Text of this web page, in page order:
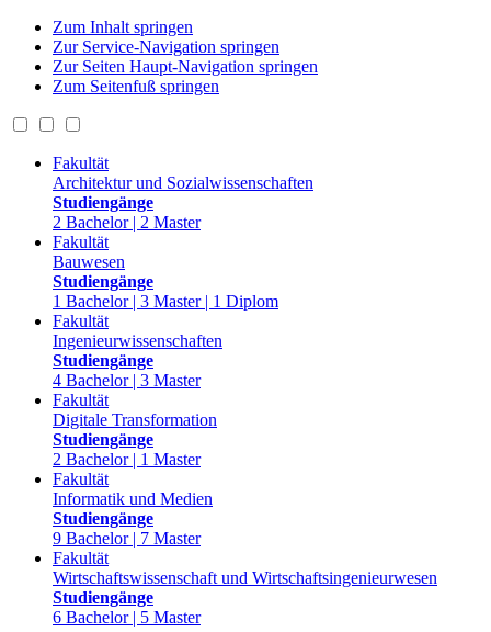
Zum Inhalt springen
Zur Service-Navigation springen
Zur Seiten Haupt-Navigation springen
Zum Seitenfuß springen
Fakultät
Architektur und Sozialwissenschaften
Studiengänge
2 Bachelor | 2 Master
Fakultät
Bauwesen
Studiengänge
1 Bachelor | 3 Master | 1 Diplom
Fakultät
Ingenieurwissenschaften
Studiengänge
4 Bachelor | 3 Master
Fakultät
Digitale Transformation
Studiengänge
2 Bachelor | 1 Master
Fakultät
Informatik und Medien
Studiengänge
9 Bachelor | 7 Master
Fakultät
Wirtschaftswissenschaft und Wirtschaftsingenieurwesen
Studiengänge
6 Bachelor | 5 Master